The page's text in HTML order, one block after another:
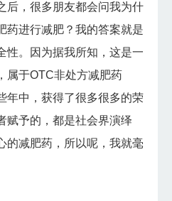
后，很多朋友都会问我为什
药进行减肥？我的答案就是
性。因为据我所知，这是一
属于OTC非处方减肥药
年中，获得了很多很多的荣
赋予的，都是社会界演绎
的减肥药，所以呢，我就毫